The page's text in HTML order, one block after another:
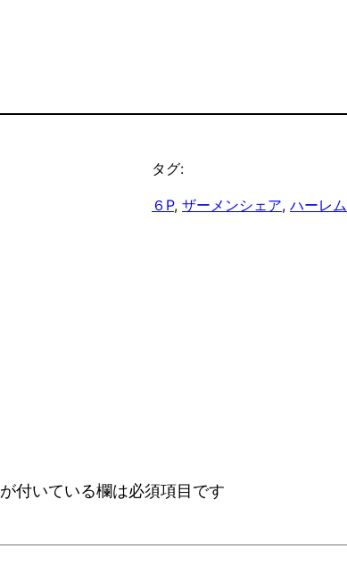
タグ:
６P, ザーメンシェア, ハーレム
が付いている欄は必須項目です